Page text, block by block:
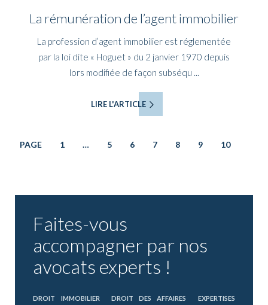
La rémunération de l’agent immobilier
La profession d’agent immobilier est réglementée
par la loi dite « Hoguet » du 2 janvier 1970 depuis
lors modifiée de façon subséqu ...
LIRE L'ARTICLE
PAGE 1 … 5 6 7 8 9 10
Faites-vous
accompagner par nos
avocats experts !
DROIT IMMOBILIER DROIT DES AFFAIRES EXPERTISES